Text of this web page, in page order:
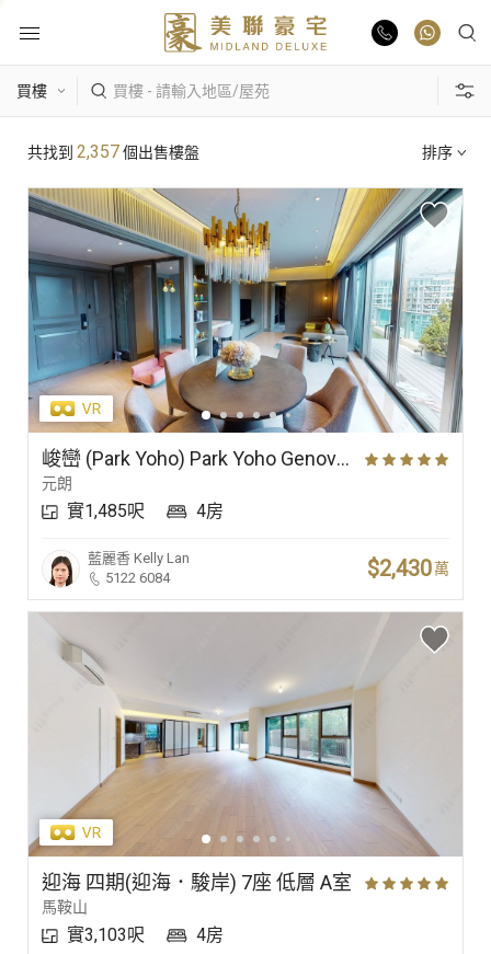
物業出售
業主放盤
豪宅報告
豪宅資訊
更多樓盤
豪宅專家
豪宅分行
主題搵樓
區域 景觀 單位特色
共找到 2,357個出售樓盤 排序
峻巒 (Park Yoho) Park Yoho Genova 2A期 29座 高層 A室
元朗
實1,485呎 4房
藍麗香 Kelly Lan
5122 6084
$2,430萬
迎海 四期(迎海．駿岸) 7座 低層 A室
馬鞍山
實3,103呎 4房